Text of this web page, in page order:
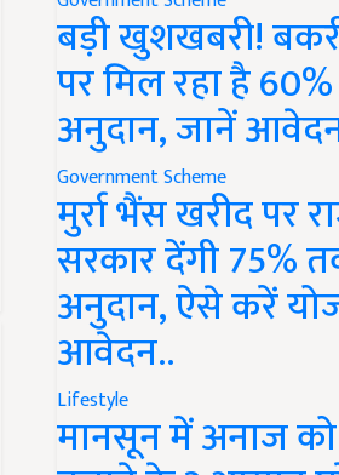
बड़ी खुशखबरी!
पर मिल रहा है
अनुदान, जानें आवेदन
Government Scheme
मुर्रा भैंस खरीद पर
सरकार देंगी 75%
अनुदान, ऐसे करें
आवेदन..
Lifestyle
मानसून में अनाज